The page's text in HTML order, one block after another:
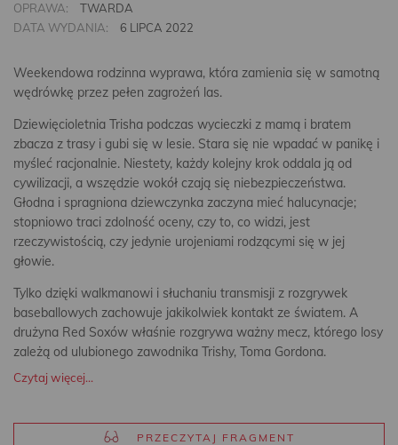
OPRAWA:
TWARDA
DATA WYDANIA:
6 LIPCA 2022
Weekendowa rodzinna wyprawa, która zamienia się w samotną
wędrówkę przez pełen zagrożeń las.
Dziewięcioletnia Trisha podczas wycieczki z mamą i bratem
zbacza z trasy i gubi się w lesie. Stara się nie wpadać w panikę i
myśleć racjonalnie. Niestety, każdy kolejny krok oddala ją od
cywilizacji, a wszędzie wokół czają się niebezpieczeństwa.
Głodna i spragniona dziewczynka zaczyna mieć halucynacje;
stopniowo traci zdolność oceny, czy to, co widzi, jest
rzeczywistością, czy jedynie urojeniami rodzącymi się w jej
głowie.
Tylko dzięki walkmanowi i słuchaniu transmisji z rozgrywek
baseballowych zachowuje jakikolwiek kontakt ze światem. A
drużyna Red Soxów właśnie rozgrywa ważny mecz, którego losy
zależą od ulubionego zawodnika Trishy, Toma Gordona.
Czytaj więcej...
PRZECZYTAJ FRAGMENT